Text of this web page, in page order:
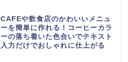
CAFEや飲食店のかわいいメニュ
ーを簡単に作れる！コーヒーカラ
ーの落ち着いた色合いでテキスト
入力だけでおしゃれに仕上がる